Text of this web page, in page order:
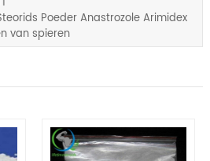
Poeder Anastrozole Arimidex
van spieren